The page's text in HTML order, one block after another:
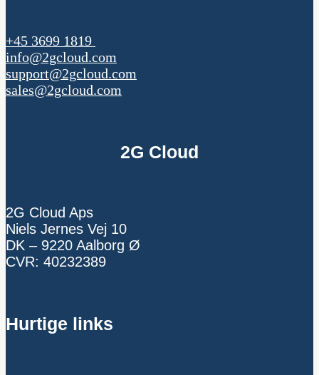
+45 3699 1819
info@2gcloud.com
support@2gcloud.com
sales@2gcloud.com
2G Cloud
2G Cloud Aps
Niels Jernes Vej 10
DK – 9220 Aalborg Ø
CVR: 40232389
Hurtige links